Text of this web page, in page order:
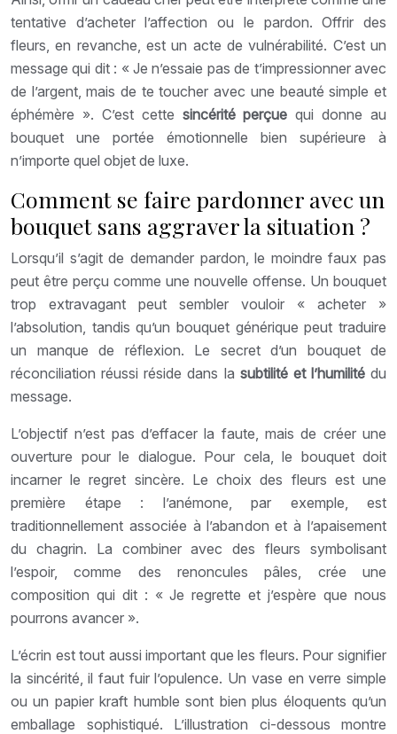
tentative d’acheter l’affection ou le pardon. Offrir des
fleurs, en revanche, est un acte de vulnérabilité. C’est un
message qui dit : « Je n’essaie pas de t’impressionner avec
de l’argent, mais de te toucher avec une beauté simple et
éphémère ». C’est cette sincérité perçue qui donne au
bouquet une portée émotionnelle bien supérieure à
n’importe quel objet de luxe.
Comment se faire pardonner avec un
bouquet sans aggraver la situation ?
Lorsqu’il s’agit de demander pardon, le moindre faux pas
peut être perçu comme une nouvelle offense. Un bouquet
trop extravagant peut sembler vouloir « acheter »
l’absolution, tandis qu’un bouquet générique peut traduire
un manque de réflexion. Le secret d’un bouquet de
réconciliation réussi réside dans la subtilité et l’humilitédu
message.
L’objectif n’est pas d’effacer la faute, mais de créer une
ouverture pour le dialogue. Pour cela, le bouquet doit
incarner le regret sincère. Le choix des fleurs est une
première étape : l’anémone, par exemple, est
traditionnellement associée à l’abandon et à l’apaisement
du chagrin. La combiner avec des fleurs symbolisant
l’espoir, comme des renoncules pâles, crée une
composition qui dit : « Je regrette et j’espère que nous
pourrons avancer ».
L’écrin est tout aussi important que les fleurs. Pour signifier
la sincérité, il faut fuir l’opulence. Un vase en verre simple
ou un papier kraft humble sont bien plus éloquents qu’un
emballage sophistiqué. L’illustration ci-dessous montre